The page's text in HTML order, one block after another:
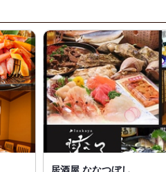
居酒屋 ななつぼし